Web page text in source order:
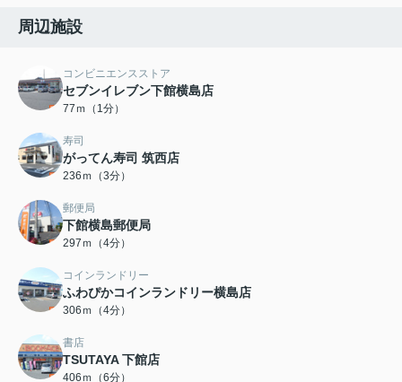
周辺施設
コンビニエンスストア
セブンイレブン下館横島店
77ｍ（1分）
寿司
がってん寿司 筑西店
236ｍ（3分）
郵便局
下館横島郵便局
297ｍ（4分）
コインランドリー
ふわぴかコインランドリー横島店
306ｍ（4分）
書店
TSUTAYA 下館店
406ｍ（6分）